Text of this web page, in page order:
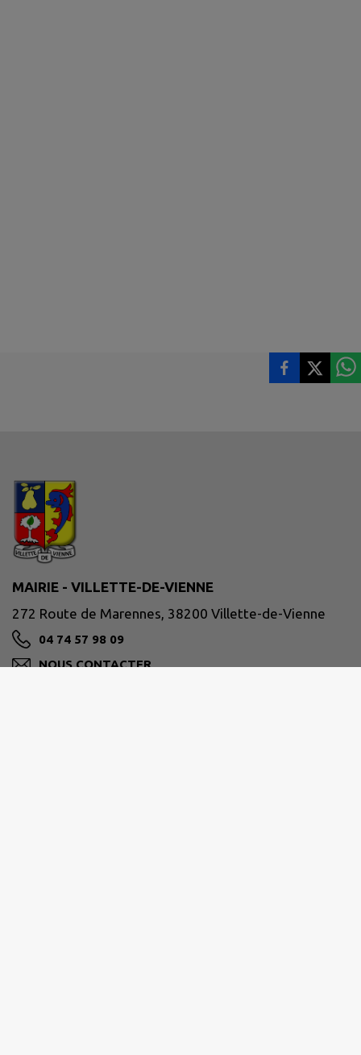
MAIRIE - VILLETTE-DE-VIENNE
272 Route de Marennes, 38200 Villette-de-Vienne
04 74 57 98 09
NOUS CONTACTER